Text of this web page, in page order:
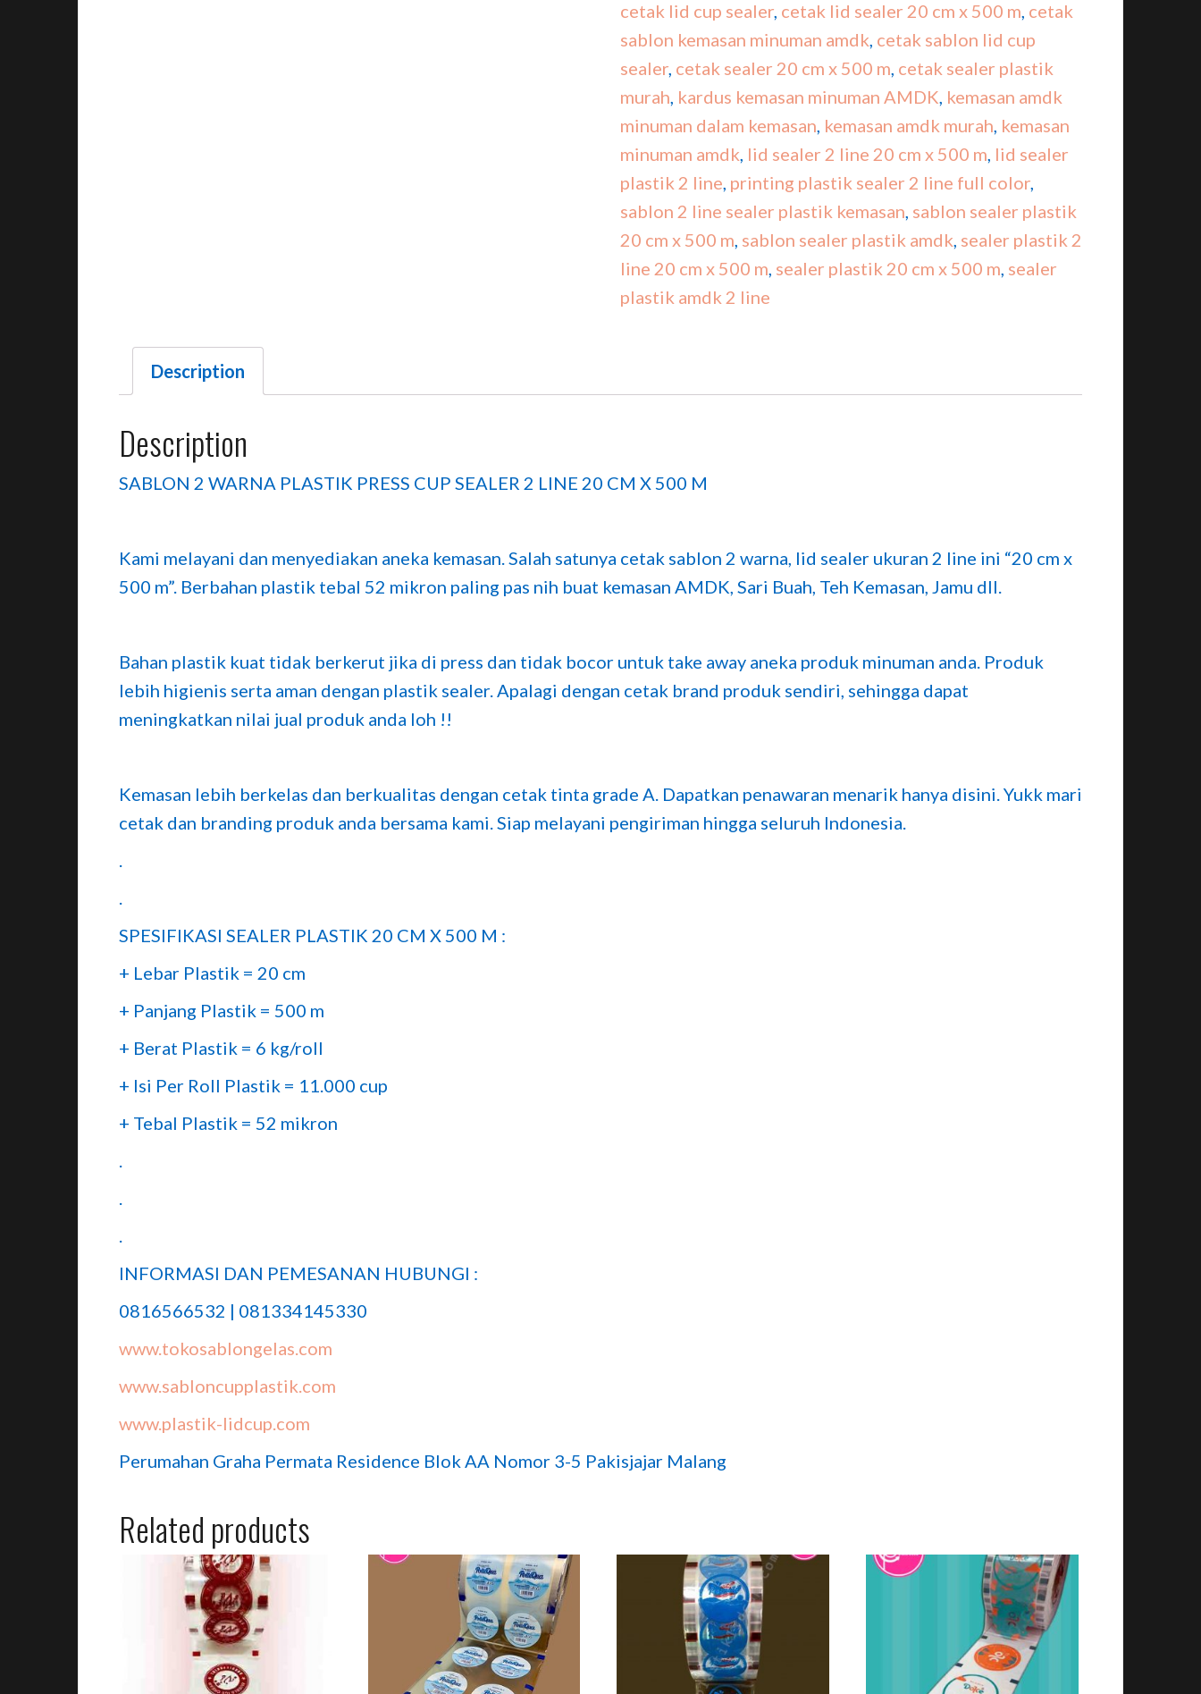
cetak lid cup sealer, cetak lid sealer 20 cm x 500 m, cetak
sablon kemasan minuman amdk, cetak sablon lid cup
sealer, cetak sealer 20 cm x 500 m, cetak sealer plastik
murah, kardus kemasan minuman AMDK, kemasan amdk
minuman dalam kemasan, kemasan amdk murah, kemasan
minuman amdk, lid sealer 2 line 20 cm x 500 m, lid sealer
plastik 2 line, printing plastik sealer 2 line full color,
sablon 2 line sealer plastik kemasan, sablon sealer plastik
20 cm x 500 m, sablon sealer plastik amdk, sealer plastik 2
line 20 cm x 500 m, sealer plastik 20 cm x 500 m, sealer
plastik amdk 2 line
Description
Description
SABLON 2 WARNA PLASTIK PRESS CUP SEALER 2 LINE 20 CM X 500 M
Kami melayani dan menyediakan aneka kemasan. Salah satunya cetak sablon 2 warna, lid sealer ukuran 2 line ini “20 cm x
500 m”. Berbahan plastik tebal 52 mikron paling pas nih buat kemasan AMDK, Sari Buah, Teh Kemasan, Jamu dll.
Bahan plastik kuat tidak berkerut jika di press dan tidak bocor untuk take away aneka produk minuman anda. Produk
lebih higienis serta aman dengan plastik sealer. Apalagi dengan cetak brand produk sendiri, sehingga dapat
meningkatkan nilai jual produk anda loh !!
Kemasan lebih berkelas dan berkualitas dengan cetak tinta grade A. Dapatkan penawaran menarik hanya disini. Yukk mari
cetak dan branding produk anda bersama kami. Siap melayani pengiriman hingga seluruh Indonesia.
SPESIFIKASI SEALER PLASTIK 20 CM X 500 M :
+ Lebar Plastik = 20 cm
+ Panjang Plastik = 500 m
+ Berat Plastik = 6 kg/roll
+ Isi Per Roll Plastik = 11.000 cup
+ Tebal Plastik = 52 mikron
INFORMASI DAN PEMESANAN HUBUNGI :
0816566532 | 081334145330
www.tokosablongelas.com
www.sabloncupplastik.com
www.plastik-lidcup.com
Perumahan Graha Permata Residence Blok AA Nomor 3-5 Pakisjajar Malang
Related products